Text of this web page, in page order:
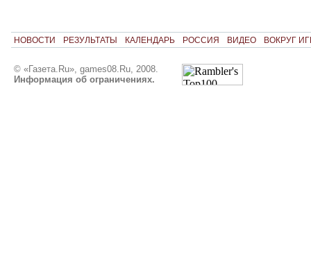
НОВОСТИ РЕЗУЛЬТАТЫ КАЛЕНДАРЬ РОССИЯ ВИДЕО ВОКРУГ
© «Газета.Ru», games08.Ru, 2008.
Информация об ограничениях.